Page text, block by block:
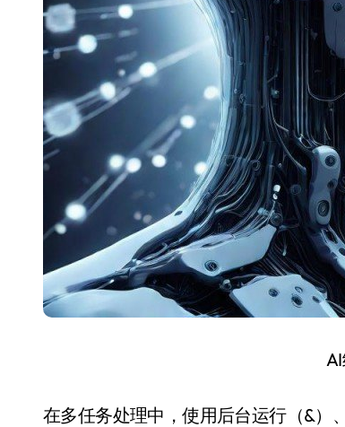
在多任务处理中，使用后台运行（&）